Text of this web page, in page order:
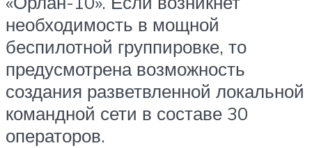
необходимость в мощной
беспилотной группировке, то
предусмотрена возможность
создания разветвленной локальной
командной сети в составе 30
операторов.